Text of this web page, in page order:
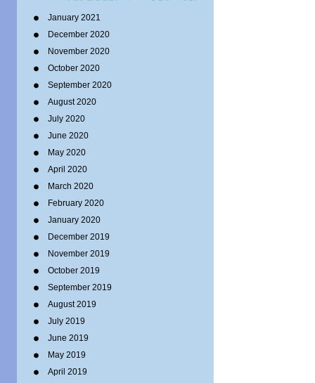
January 2021
December 2020
November 2020
October 2020
September 2020
August 2020
July 2020
June 2020
May 2020
April 2020
March 2020
February 2020
January 2020
December 2019
November 2019
October 2019
September 2019
August 2019
July 2019
June 2019
May 2019
April 2019